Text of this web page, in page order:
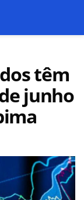
têm
junho